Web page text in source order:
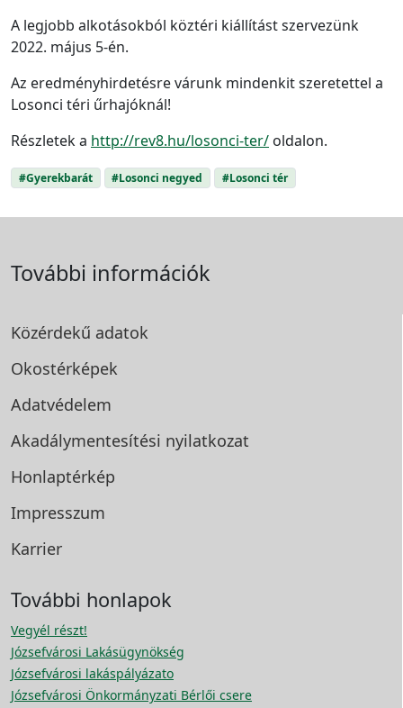
A legjobb alkotásokból köztéri kiállítást szervezünk
2022. május 5-én.
Az eredményhirdetésre várunk mindenkit szeretettel a
Losonci téri űrhajóknál!
Részletek a http://rev8.hu/losonci-ter/ oldalon.
#Gyerekbarát #Losonci negyed #Losonci tér
További információk
Közérdekű adatok
Okostérképek
Adatvédelem
Akadálymentesítési nyilatkozat
Honlaptérkép
Impresszum
Karrier
További honlapok
Vegyél részt!
Józsefvárosi Lakásügynökség
Józsefvárosi lakáspályázato
Józsefvárosi Önkormányzati Bérlői csere